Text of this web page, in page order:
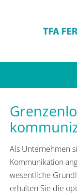
Als Unternehmen
Kommunikation
wesentliche
erhalten Sie die